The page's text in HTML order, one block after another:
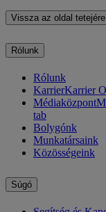
Vissza az oldal tetejére
Rólunk
Rólunk
KarrierKarrier
Médiaközpont
tab
Bolygónk
Munkatársaink
Közösségeink
Súgó